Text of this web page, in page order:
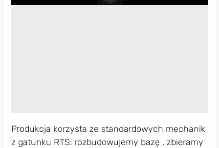
Play
Produkcja korzysta ze standardowych mechanik
z gatunku RTS: rozbudowujemy bazę , zbieramy